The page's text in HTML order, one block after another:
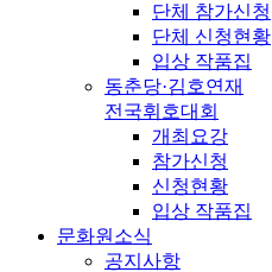
단체 참가신청
단체 신청현황
입상 작품집
동춘당·김호연재
전국휘호대회
개최요강
참가신청
신청현황
입상 작품집
문화원소식
공지사항